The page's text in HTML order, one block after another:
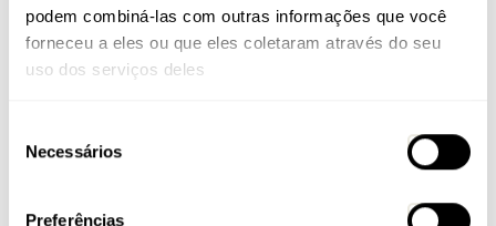
podem combiná-las com outras informações que você
forneceu a eles ou que eles coletaram através do seu
uso dos serviços deles
Necessários
Preferências
A linha Caloi Elite Carbon reúne tecnologia, engenharia nacional
e performance para levar seu pedal a outro nível.
Compartilhe nas redes